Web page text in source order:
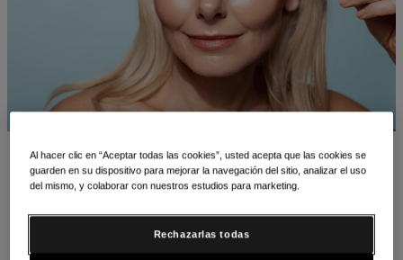
Conocemos la sensación demasiado bien: le
la emoción, descubre que no parece que sus
Al hacer clic en “Aceptar todas las cookies”, usted acepta que las cookies se
guarden en su dispositivo para mejorar la navegación del sitio, analizar el uso
del mismo, y colaborar con nuestros estudios para marketing.
Rechazarlas todas